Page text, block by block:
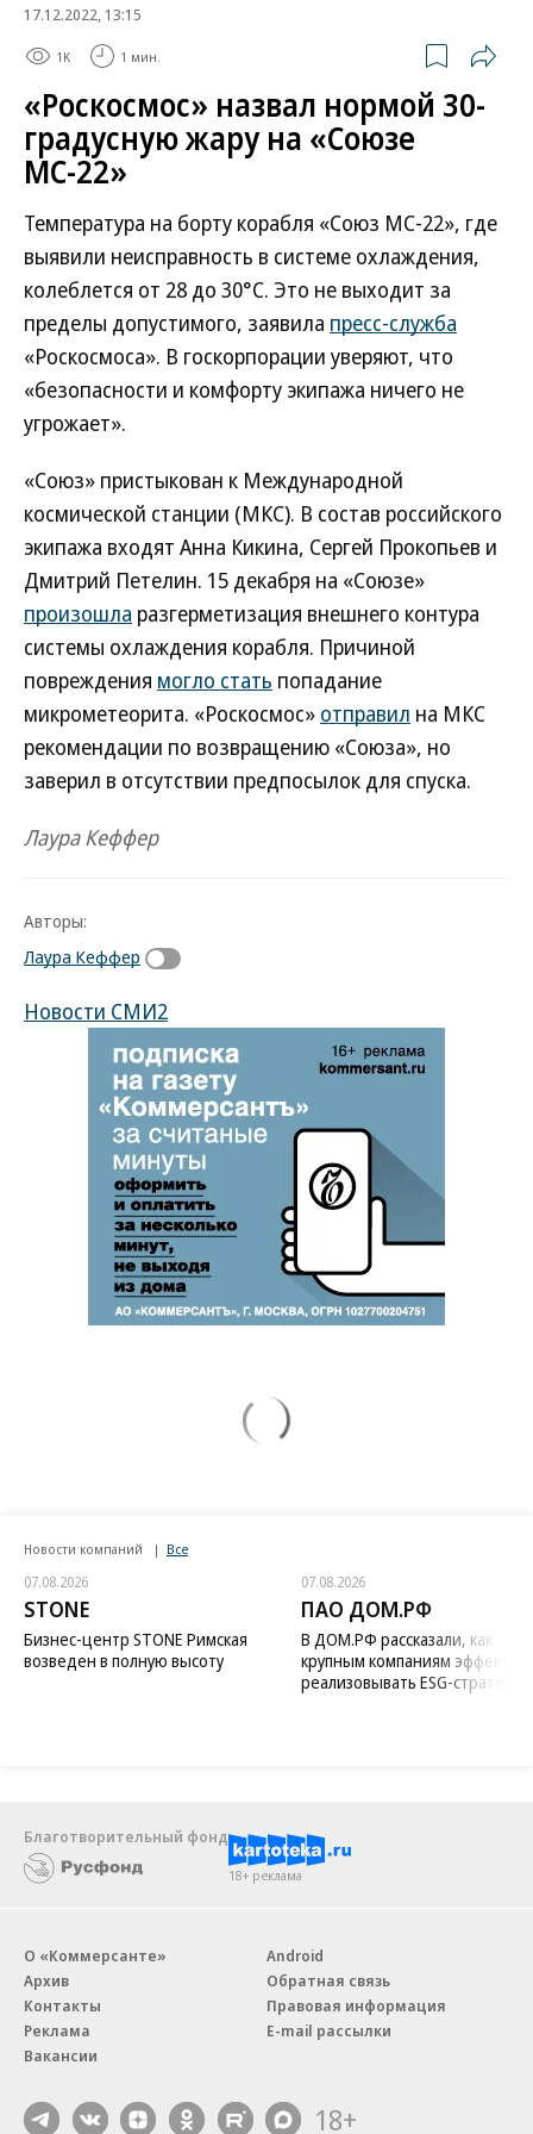
17.12.2022, 13:15
1K 1 мин.
«Роскосмос» назвал нормой 30-
градусную жару на «Союзе
МС-22»
Температура на борту корабля «Союз МС-22», где
выявили неисправность в системе охлаждения,
колеблется от 28 до 30°С. Это не выходит за
пределы допустимого, заявила пресс-служба
«Роскосмоса». В госкорпорации уверяют, что
«безопасности и комфорту экипажа ничего не
угрожает».
«Союз» пристыкован к Международной
космической станции (МКС). В состав российского
экипажа входят Анна Кикина, Сергей Прокопьев и
Дмитрий Петелин. 15 декабря на «Союзе»
произошла разгерметизация внешнего контура
системы охлаждения корабля. Причиной
повреждения могло стать попадание
микрометеорита. «Роскосмос» отправил на МКС
рекомендации по возвращению «Союза», но
заверил в отсутствии предпосылок для спуска.
Лаура Кеффер
Авторы:
Лаура Кеффер
Новости СМИ2
Новости компаний Все
07.08.2026
STONE
Бизнес-центр STONE Римская
возведен в полную высоту
07.08.2026
ПАО ДОМ.РФ
В ДОМ.РФ рассказали, как
крупным компаниям
реализовывать ESG-стратегию
Благотворительный фонд
18+ реклама
О «Коммерсанте»
Архив
Контакты
Реклама
Вакансии
Android
Обратная связь
Правовая информация
E-mail рассылки
18+